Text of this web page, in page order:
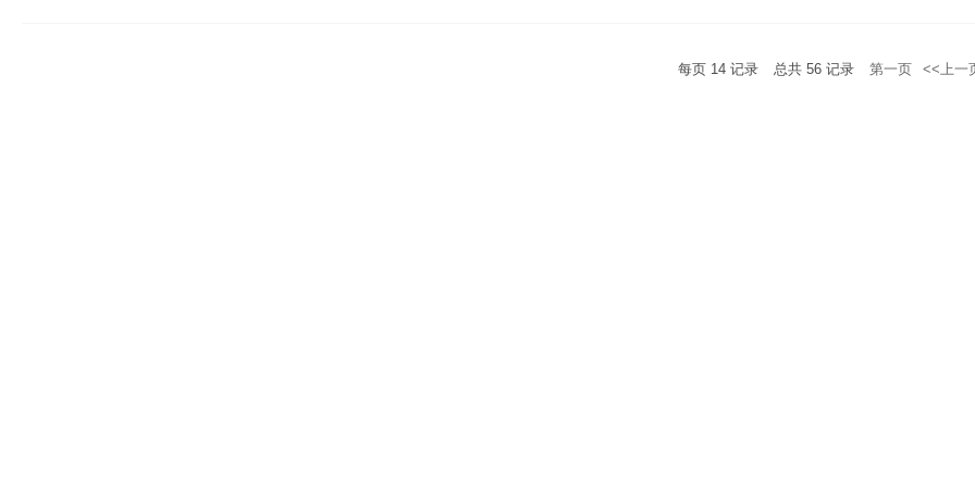
每页 14记录 总共 56记录 第一页 <<上一